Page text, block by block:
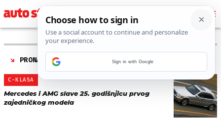
PRONAĐENO 513 REZULTATA ZA AUTORA “
C-KLASA
Mercedes i AMG slave 25. godišnjicu prvog
zajedničkog modela
Sign in with Google